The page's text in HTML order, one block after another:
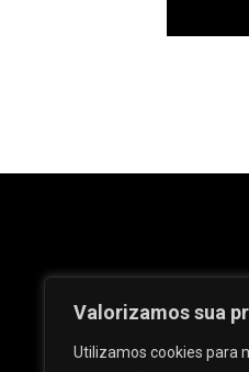
Valorizamos sua
Utilizamos cookies para